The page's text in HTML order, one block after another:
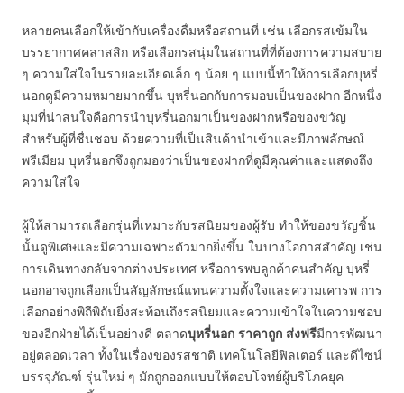
หลายคนเลือกให้เข้ากับเครื่องดื่มหรือสถานที่ เช่น เลือกรสเข้มใน
บรรยากาศคลาสสิก หรือเลือกรสนุ่มในสถานที่ที่ต้องการความสบาย
ๆ ความใส่ใจในรายละเอียดเล็ก ๆ น้อย ๆ แบบนี้ทำให้การเลือกบุหรี่
นอกดูมีความหมายมากขึ้น บุหรี่นอกกับการมอบเป็นของฝาก อีกหนึ่ง
มุมที่น่าสนใจคือการนำบุหรี่นอกมาเป็นของฝากหรือของขวัญ
สำหรับผู้ที่ชื่นชอบ ด้วยความที่เป็นสินค้านำเข้าและมีภาพลักษณ์
พรีเมียม บุหรี่นอกจึงถูกมองว่าเป็นของฝากที่ดูมีคุณค่าและแสดงถึง
ความใส่ใจ
ผู้ให้สามารถเลือกรุ่นที่เหมาะกับรสนิยมของผู้รับ ทำให้ของขวัญชิ้น
นั้นดูพิเศษและมีความเฉพาะตัวมากยิ่งขึ้น ในบางโอกาสสำคัญ เช่น
การเดินทางกลับจากต่างประเทศ หรือการพบลูกค้าคนสำคัญ บุหรี่
นอกอาจถูกเลือกเป็นสัญลักษณ์แทนความตั้งใจและความเคารพ การ
เลือกอย่างพิถีพิถันยิ่งสะท้อนถึงรสนิยมและความเข้าใจในความชอบ
ของอีกฝ่ายได้เป็นอย่างดี ตลาดบุหรี่นอก ราคาถูก ส่งฟรีมีการพัฒนา
อยู่ตลอดเวลา ทั้งในเรื่องของรสชาติ เทคโนโลยีฟิลเตอร์ และดีไซน์
บรรจุภัณฑ์ รุ่นใหม่ ๆ มักถูกออกแบบให้ตอบโจทย์ผู้บริโภคยุค